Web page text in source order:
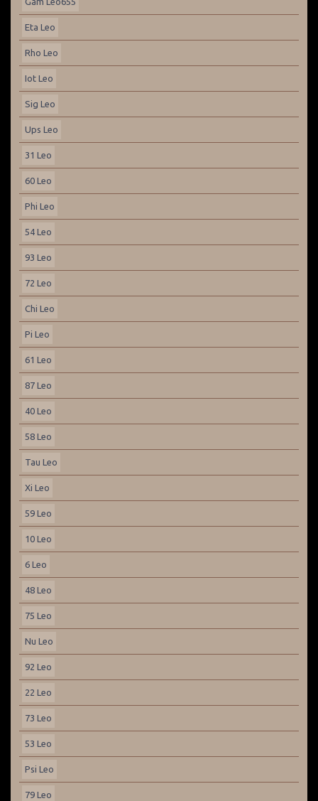
Eta Leo
Rho Leo
Iot Leo
Sig Leo
Ups Leo
31 Leo
60 Leo
Phi Leo
54 Leo
93 Leo
72 Leo
Chi Leo
Pi Leo
61 Leo
87 Leo
40 Leo
58 Leo
Tau Leo
Xi Leo
59 Leo
10 Leo
6 Leo
48 Leo
75 Leo
Nu Leo
92 Leo
22 Leo
73 Leo
53 Leo
Psi Leo
79 Leo